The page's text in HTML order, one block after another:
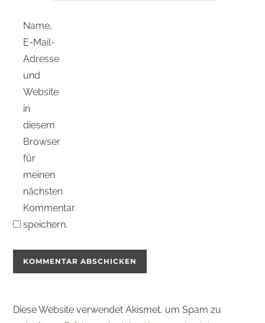
Name,
E-Mail-
Adresse
und
Website
in
diesem
Browser
für
meinen
nächsten
Kommentar
speichern.
Diese Website verwendet Akismet, um Spam zu